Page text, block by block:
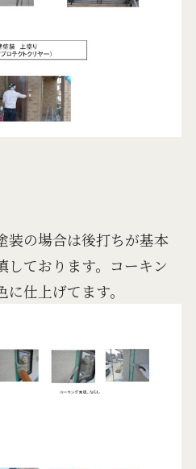
装の場合は後打ちが基本
しております。コーキン
仕上げてます。